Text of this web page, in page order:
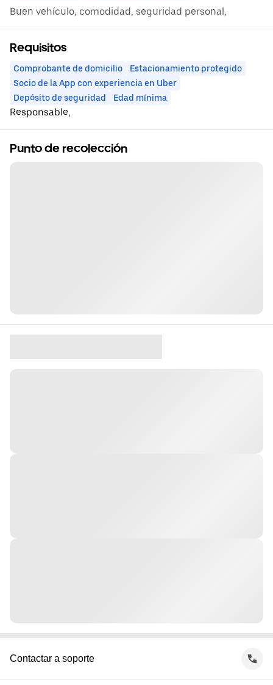
Buen vehículo, comodidad, seguridad personal,
Requisitos
Comprobante de domicilio
Estacionamiento protegido
Socio de la App con experiencia en Uber
Depósito de seguridad
Edad mínima
Responsable,
Punto de recolección
Contactar a soporte